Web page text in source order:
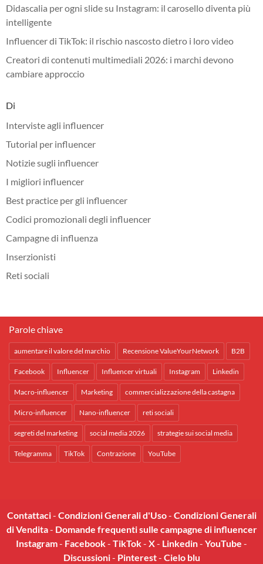
Didascalia per ogni slide su Instagram: il carosello diventa più
intelligente
Influencer di TikTok: il rischio nascosto dietro i loro video
Creatori di contenuti multimediali 2026: i marchi devono
cambiare approccio
Di
Interviste agli influencer
Tutorial per influencer
Notizie sugli influencer
I migliori influencer
Best practice per gli influencer
Codici promozionali degli influencer
Campagne di influenza
Inserzionisti
Reti sociali
Parole chiave
aumentare il valore del marchio Recensione ValueYourNetwork B2B
Facebook Influencer Influencer virtuali Instagram Linkedin
Macro-influencer Marketing commercializzazione della castagna
Micro-influencer Nano-influencer reti sociali
segreti del marketing social media 2026 strategie sui social media
Telegramma TikTok Contrazione YouTube
Contattaci- Condizioni Generali d'Uso- Condizioni Generali
di Vendita- Domande frequenti sulle campagne di influencer
Instagram- Facebook- TikTok- X- Linkedin- YouTube -
Discussioni- Pinterest- Cielo blu